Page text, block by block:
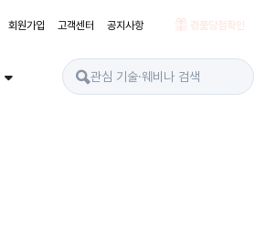
회원가입 고객센터 공지사항 경품당첨확인